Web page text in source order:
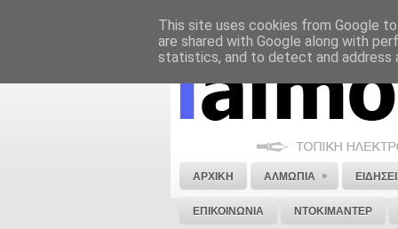
ΝΟΜΙΚΗ ΣΗΜΕΙΩΣΗ ΔΙΑΦΗΜΙΣΗ
ΑΡΧΙΚΗ ΑΛΜΩΠΙΑ »
ΕΠΙΚΟΙΝΩΝΙΑ ΝΤΟΚΙΜΑΝΤΕΡ
This site uses cookies from Google
are shared with Google along with
statistics, and to detect and address